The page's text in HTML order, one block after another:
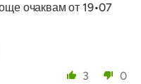
очаквам от 19•07
3 0